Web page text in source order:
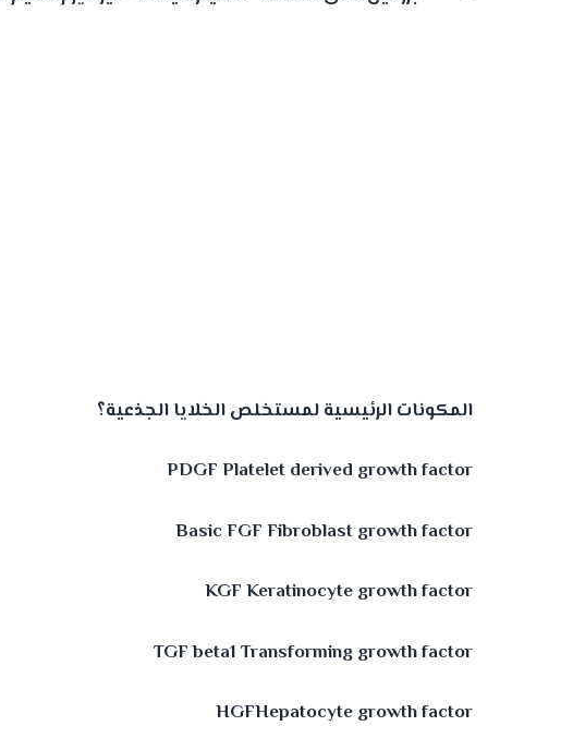
المكونات الرئيسية لمستخلص الخلايا الجذعية؟
PDGF Platelet derived growth factor
Basic FGF Fibroblast growth factor
KGF Keratinocyte growth factor
TGF beta1 Transforming growth factor
HGFHepatocyte growth factor